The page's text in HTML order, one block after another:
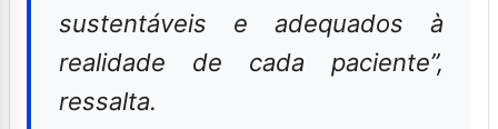
sustentáveis e adequados à
realidade de cada paciente”,
ressalta.